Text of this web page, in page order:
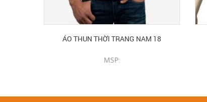
ÁO THUN THỜI TRANG NAM 18
MSP: